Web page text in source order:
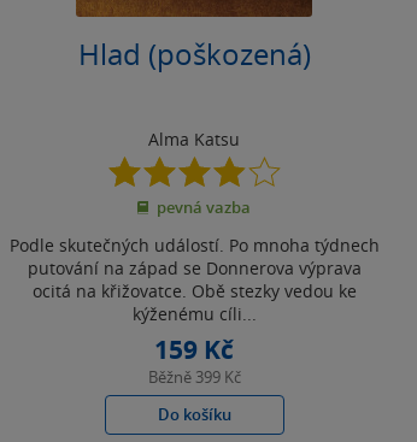
Hlad (poškozená)
Alma Katsu
3.9
z
5
pevná vazba
Podle skutečných událostí. Po mnoha týdnech
putování na západ se Donnerova výprava
ocitá na křižovatce. Obě stezky vedou ke
kýženému cíli...
159 Kč
Běžně 399 Kč
Do košíku